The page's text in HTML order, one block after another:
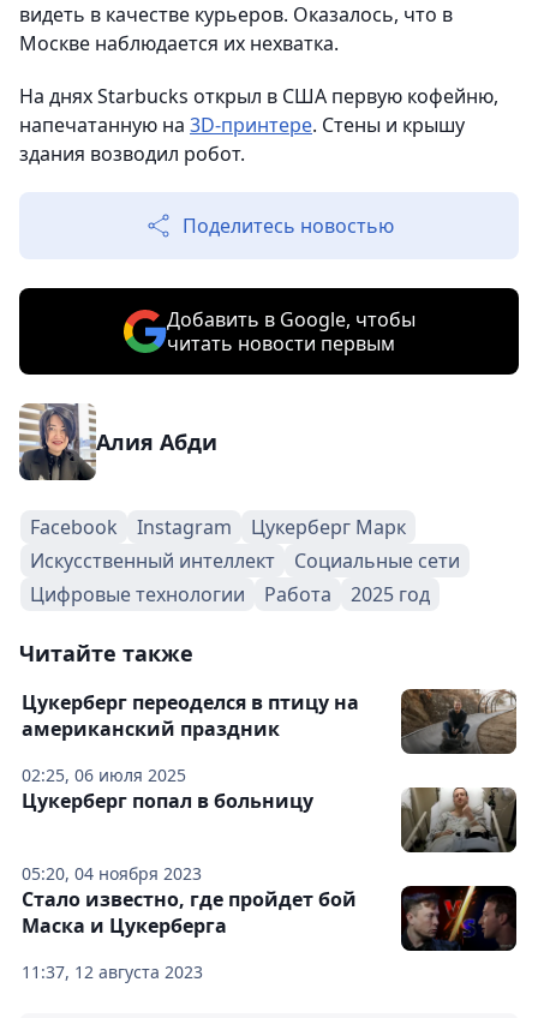
видеть в качестве курьеров. Оказалось, что в
Москве наблюдается их нехватка.
На днях Starbucks открыл в США первую кофейню,
напечатанную на 3D-принтере. Стены и крышу
здания возводил робот.
Поделитесь новостью
Добавить в Google, чтобы
читать новости первым
Алия Абди
Facebook Instagram
Цукерберг Марк
Искусственный интеллект
Социальные сети
Цифровые технологии
Работа 2025 год
Читайте также
02:25, 06 июля 2025
Цукерберг переоделся в птицу на
американский праздник
05:20, 04 ноября 2023
Цукерберг попал в больницу
11:37, 12 августа 2023
Стало известно, где пройдет бой
Маска и Цукерберга